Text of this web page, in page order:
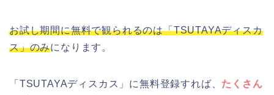
お試し期間に無料で観られるのは「TSUTAYAディスカ
ス」のみになります。
「TSUTAYAディスカス」に無料登録すれば、 たくさん